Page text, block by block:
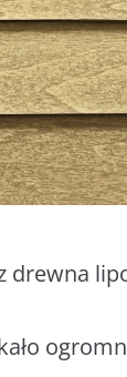
drewna